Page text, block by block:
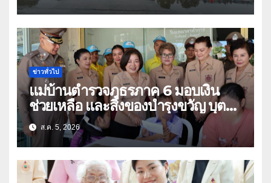
ข่าวทั่วไป
แม่บ้านตำรวจภูธรภาค 6 มอบเงิน
ช่วยเหลือ และสิ่งของบำรุงขวัญ บุตร-
ธิดา ข้าราชการตำรวจจังหวัด
อุทัยธานี
ส.ค. 5, 2026